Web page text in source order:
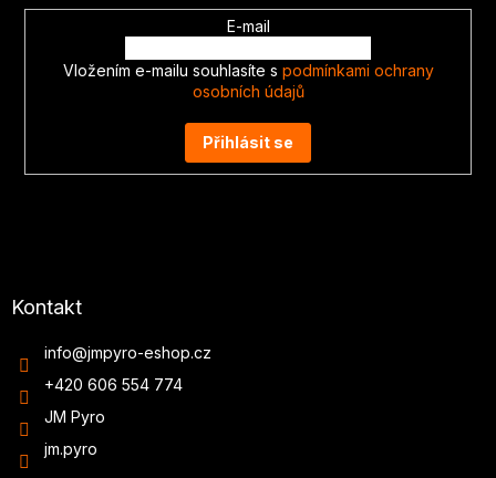
E-mail
Vložením e-mailu souhlasíte s podmínkami ochrany
osobních údajů
Přihlásit se
Kontakt
info@jmpyro-eshop.cz
+420 606 554 774
JM Pyro
jm.pyro